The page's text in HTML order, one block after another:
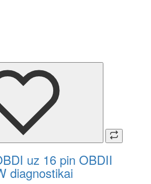
uz 16 pin OBDII
diagnostikai